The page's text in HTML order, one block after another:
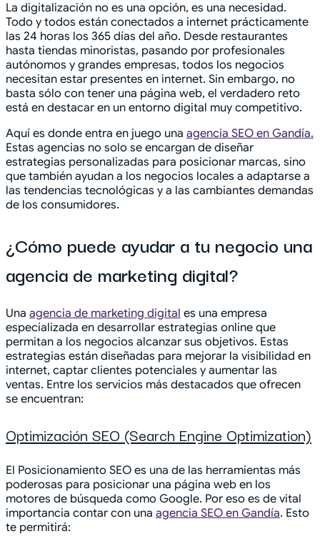
La digitalización no es una opción, es una necesidad.
Todo y todos están conectados a internet prácticamente
las 24 horas los 365 días del año. Desde restaurantes
hasta tiendas minoristas, pasando por profesionales
autónomos y grandes empresas, todos los negocios
necesitan estar presentes en internet. Sin embargo, no
basta sólo con tener una página web, el verdadero reto
está en destacar en un entorno digital muy competitivo.
Aquí es donde entra en juego una agencia SEO en Gandía.
Estas agencias no solo se encargan de diseñar
estrategias personalizadas para posicionar marcas, sino
que también ayudan a los negocios locales a adaptarse a
las tendencias tecnológicas y a las cambiantes demandas
de los consumidores.
¿Cómo puede ayudar a tu negocio una
agencia de marketing digital?
Una agencia de marketing digital es una empresa
especializada en desarrollar estrategias online que
permitan a los negocios alcanzar sus objetivos. Estas
estrategias están diseñadas para mejorar la visibilidad en
internet, captar clientes potenciales y aumentar las
ventas. Entre los servicios más destacados que ofrecen
se encuentran:
Optimización SEO (Search Engine Optimization)
El Posicionamiento SEO es una de las herramientas más
poderosas para posicionar una página web en los
motores de búsqueda como Google. Por eso es de vital
importancia contar con una agencia SEO en Gandía. Esto
te permitirá: